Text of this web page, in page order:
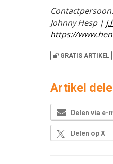
Contactpersoon:
Johnny Hesp |
https://
GRATIS ARTIKEL
Artikel
Delen via e-
Delen op X